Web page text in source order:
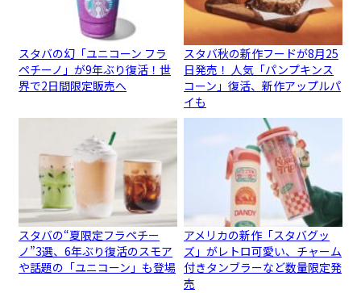
スタバの幻「ユニコーン フラ
ペチーノ」が9年ぶり復活！世
界で2日間限定販売へ
スタバ秋の新作フードが8月25
日発売！ 人気「パンプキンス
コーン」復活、新作アップルパ
イも
スタバの“夏限定フラペチー
ノ”3選、6年ぶり復活のスモア
や話題の「ユニコーン」も登場
アメリカの新作「スタバグッ
ズ」がレトロ可愛い、チャーム
付きタンブラーなど数量限定発
売